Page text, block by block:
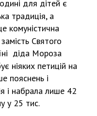
для дітей є
традиція, а
комуністична
Святого
діда Мороза
ніяких петицій на
пояснень і
і набрала лише 42
у 25 тис.